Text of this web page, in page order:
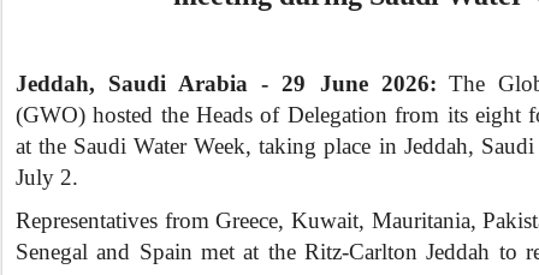
Jeddah, Saudi Arabia - 29 June 2026: The
(GWO) hosted the Heads of Delegation from its eight
at the Saudi Water Week, taking place in Jeddah,
July 2.
Representatives from Greece, Kuwait, Mauritania,
Senegal and Spain met at the Ritz‑Carlton Jeddah to